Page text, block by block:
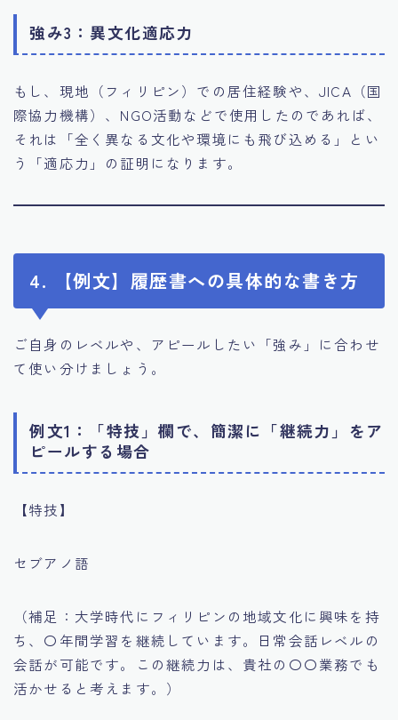
強み3：異文化適応力
もし、現地（フィリピン）での居住経験や、JICA（国
際協力機構）、NGO活動などで使用したのであれば、
それは「全く異なる文化や環境にも飛び込める」とい
う「適応力」の証明になります。
4. 【例文】履歴書への具体的な書き方
ご自身のレベルや、アピールしたい「強み」に合わせ
て使い分けましょう。
例文1：「特技」欄で、簡潔に「継続力」をア
ピールする場合
【特技】
セブアノ語
（補足：大学時代にフィリピンの地域文化に興味を持
ち、〇年間学習を継続しています。日常会話レベルの
会話が可能です。この継続力は、貴社の〇〇業務でも
活かせると考えます。）